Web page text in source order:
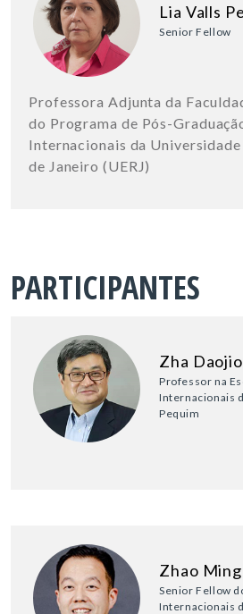
Lia Valls
Senior Fellow
Professora Adjunta da
do Programa de Pós-
Internacionais da
de Janeiro (UERJ)
PARTICIPANTES
Zha
Professor na
Internacionais
Pequim
Zhao
Senior Fellow
Internacionais